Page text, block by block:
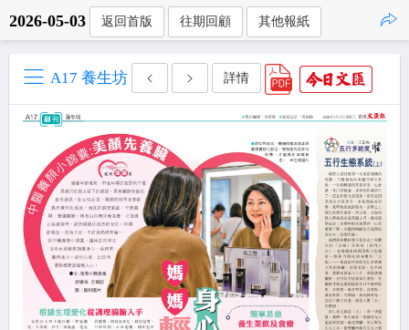
2026-05-03 返回首版 往期回顧 其他報紙
A17 養生坊 詳情